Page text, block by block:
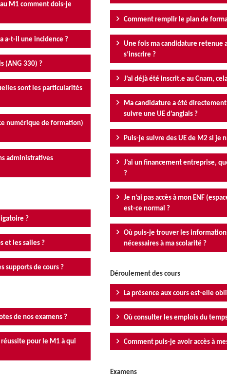
M1 comment dois-je
a-t-il une incidence ?
(ANG 330) ?
sont les particularités
numérique de formation)
administratives
?
et les salles ?
supports de cours ?
de nos examens ?
pour le M1 à qui
Comment remplir le plan de
Une fois ma candidature retenue
s’inscrire ?
J’ai déjà été inscrit.e au Cnam,
Ma candidature a été
suivre une UE d’anglais ?
Puis-je suivre des UE de M2 si je
J’ai un financement entreprise,
?
Je n’ai pas accès à mon ENF
est-ce normal ?
Où puis-je trouver les
nécessaires à ma scolarité ?
Déroulement des cours
La présence aux cours est-elle
Où consulter les emplois du
Comment puis-je avoir accès à
Examens